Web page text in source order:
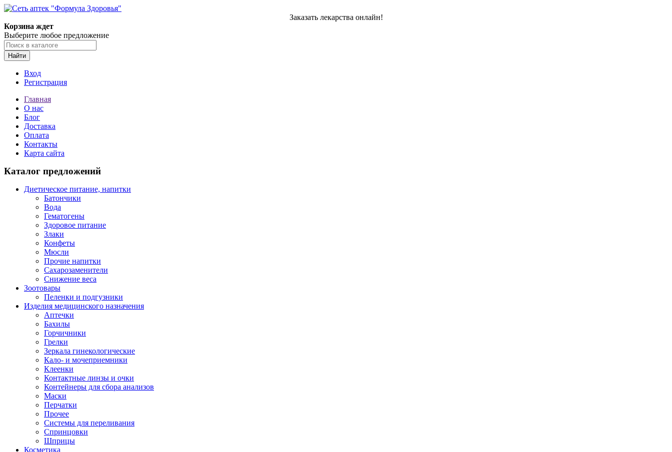
Заказать лекарства онлайн!
Корзина ждет
Выберите любое предложение
Найти
Вход
Регистрация
Главная
О нас
Блог
Доставка
Оплата
Контакты
Карта сайта
Каталог предложений
Диетическое питание, напитки
Батончики
Вода
Гематогены
Здоровое питание
Злаки
Конфеты
Мюсли
Прочие напитки
Сахарозаменители
Снижение веса
Зоотовары
Пеленки и подгузники
Изделия медицинского назначения
Аптечки
Бахилы
Горчичники
Грелки
Зеркала гинекологические
Кало- и мочеприемники
Клеенки
Контактные линзы и очки
Контейнеры для сбора анализов
Маски
Перчатки
Прочее
Системы для переливания
Спринцовки
Шприцы
Косметика